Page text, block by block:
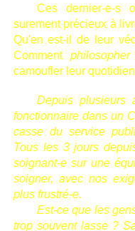
Ces dernier-e-s
surement précieux à
Qu'en est-il de leur
Comment
camoufler leur
Depuis plusieurs
fonctionnaire dans un
casse du service
Tous les 3 jours
soignant-e sur une
soigner, avec nos
plus frustré-e.
Est-ce que les
trop souvent lasse ?